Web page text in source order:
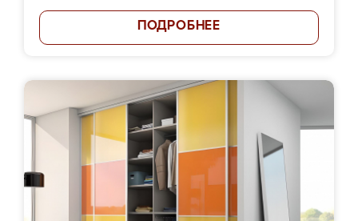
ПОДРОБНЕЕ